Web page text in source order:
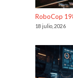
RoboCop
18 julio, 2026